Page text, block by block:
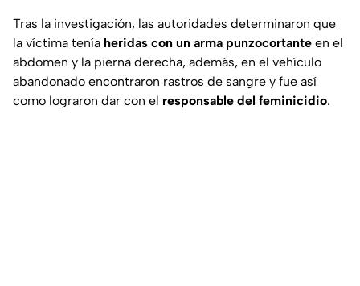
Tras la investigación, las autoridades determinaron que
la víctima tenía heridas con un arma punzocortante en el
abdomen y la pierna derecha, además, en el vehículo
abandonado encontraron rastros de sangre y fue así
como lograron dar con el responsable del feminicidio.